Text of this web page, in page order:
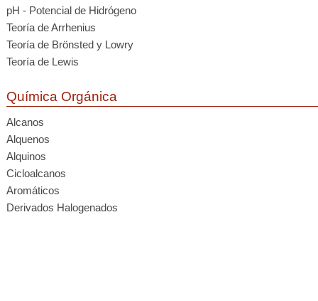
pH - Potencial de Hidrógeno
Teoría de Arrhenius
Teoría de Brönsted y Lowry
Teoría de Lewis
Química Orgánica
Alcanos
Alquenos
Alquinos
Cicloalcanos
Aromáticos
Derivados Halogenados